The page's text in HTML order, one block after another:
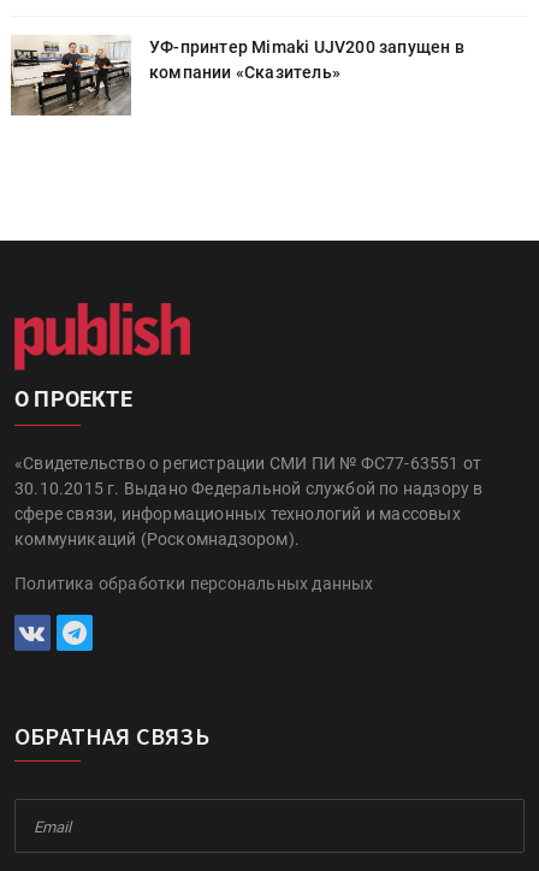
УФ-принтер Mimaki UJV200 запущен в
компании «Сказитель»
О ПРОЕКТЕ
«Свидетельство о регистрации СМИ ПИ № ФС77-63551 от
30.10.2015 г. Выдано Федеральной службой по надзору в
сфере связи, информационных технологий и массовых
коммуникаций (Роскомнадзором).
Политика обработки персональных данных
ОБРАТНАЯ СВЯЗЬ